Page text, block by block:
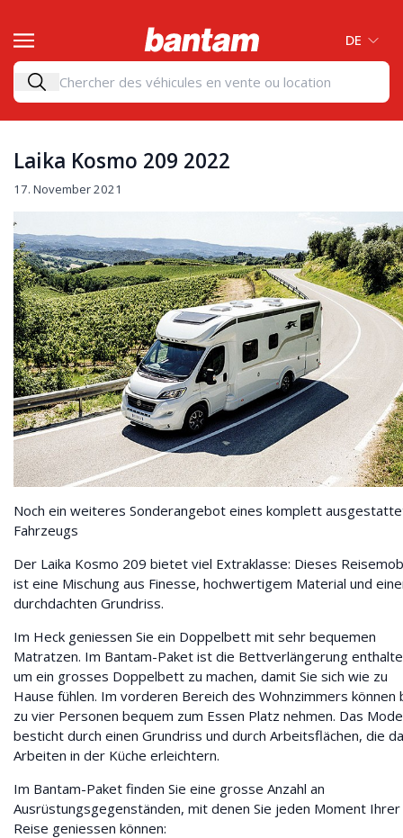
DE
Laika Kosmo 209 2022
17. November 2021
Noch ein weiteres Sonderangebot eines komplett
Fahrzeugs
Der Laika Kosmo 209 bietet viel Extraklasse: Dieses
ist eine Mischung aus Finesse, hochwertigem Material und
durchdachten Grundriss.
Im Heck geniessen Sie ein Doppelbett mit sehr bequemen
Matratzen. Im Bantam-Paket ist die Bettverlängerung
um ein grosses Doppelbett zu machen, damit Sie sich wie zu
Hause fühlen. Im vorderen Bereich des Wohnzimmers können
zu vier Personen bequem zum Essen Platz nehmen. Das
besticht durch einen Grundriss und durch Arbeitsflächen, die
Arbeiten in der Küche erleichtern.
Im Bantam-Paket finden Sie eine grosse Anzahl an
Ausrüstungsgegenständen, mit denen Sie jeden Moment Ihrer
Reise geniessen können: